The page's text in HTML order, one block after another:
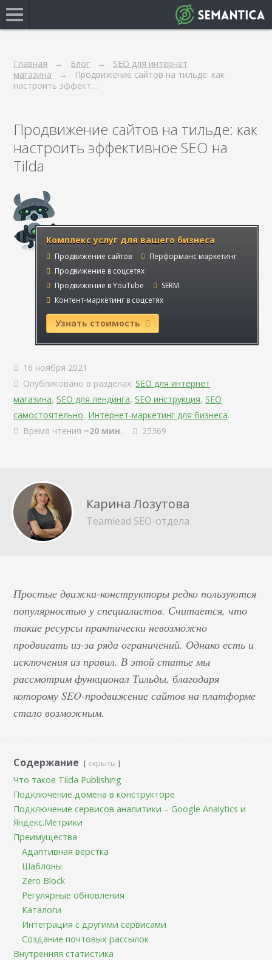
Главная Блог
SEO для интернет
магазина
Продвижение сайтов на тильде: как
настроить эффект…
Продвижение сайтов на тильде: как
настроить эффективное SEO на
Tilda
Комплекс услуг для вашего бизнеса
Продвижение сайтов
Перформанс маркетинг
Продвижение в соцсетях
Продвижение в YouTube
SERM
Контент-маркетинг в соцсетях
Узнать стоимость
16 ноября 2021
Опубликовано в разделах: SEO для интернет
магазина, SEO для лендинга, SEO инструкция, SEO
самостоятельно, Интернет-маркетинг для бизнеса.
Время чтения ~20 мин. 25369
Карина Лозутова
Teamlead SEO-отдела
Простые движки-конструкторы редко пользуются
популярностью у специалистов. Считается, что
такие ресурсы практически невозможно
продвигать из-за ряда ограничений. Однако есть и
исключения из правил. В этой статье мы
рассмотрим функционал Тильды, благодаря
которому SEO-продвижение сайтов на платформе
стало возможным.
Содержание скрыть
Что такое Tilda Publishing
Подключение домена в конструкторе
Подключение сервисов аналитики – Google Analytics и
Яндекс.Метрики
Преимущества
Адаптивная верстка
Шаблоны
Zero Block
Регулярные обновления
Каталоги
Интеграция с другими сервисами
Создание почтовых рассылок
Внутренняя статистика